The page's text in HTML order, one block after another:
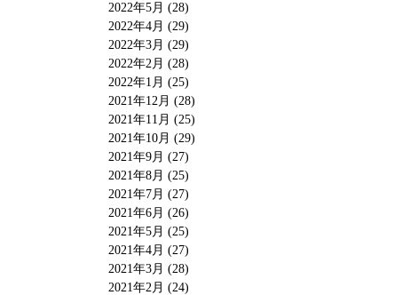
2022年5月 (28)
2022年4月 (29)
2022年3月 (29)
2022年2月 (28)
2022年1月 (25)
2021年12月 (28)
2021年11月 (25)
2021年10月 (29)
2021年9月 (27)
2021年8月 (25)
2021年7月 (27)
2021年6月 (26)
2021年5月 (25)
2021年4月 (27)
2021年3月 (28)
2021年2月 (24)